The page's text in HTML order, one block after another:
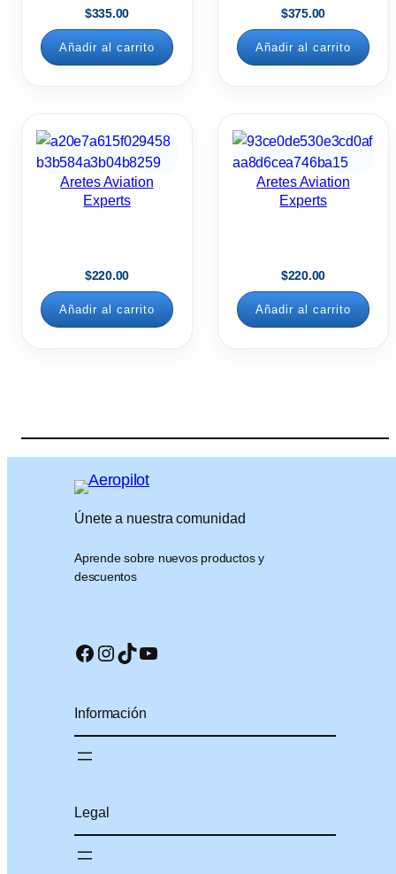
$335.00
Añadir al carrito
$375.00
Añadir al carrito
Aretes Aviation
Experts
$220.00
Añadir al carrito
Aretes Aviation
Experts
$220.00
Añadir al carrito
Únete a nuestra comunidad
Aprende sobre nuevos productos y
descuentos
Facebook Instagram TikTok YouTube
Información
Legal